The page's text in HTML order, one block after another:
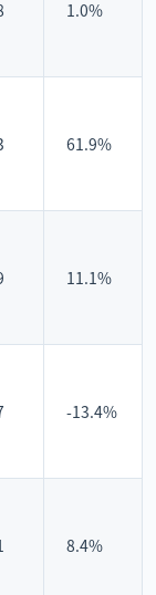
1.0%
61.9%
11.1%
-13.4%
8.4%